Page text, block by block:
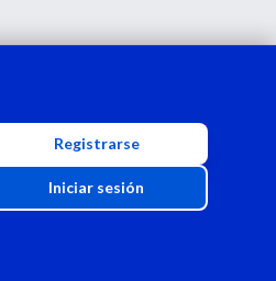
Registrarse
Iniciar sesión